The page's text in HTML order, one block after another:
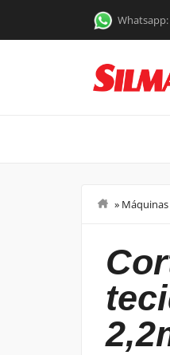
Whatsapp:
» Máquinas
corte automático de